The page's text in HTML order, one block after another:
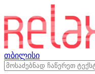
თბილისი